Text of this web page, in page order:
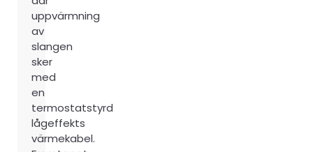
uppvärmning
av
slangen
sker
med
en
termostatstyrd
lågeffekts
värmekabel.